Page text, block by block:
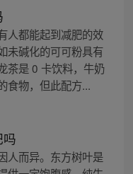
人都能起到减肥的效
未碱化的可可粉具有
茶是 0 卡饮料，牛奶
食物，但此配方...
人而异。东方树叶是